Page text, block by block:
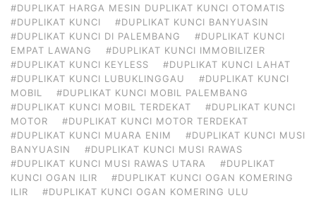
#DUPLIKAT HARGA MESIN DUPLIKAT KUNCI OTOMATIS
#DUPLIKAT KUNCI
#DUPLIKAT KUNCI BANYUASIN
#DUPLIKAT KUNCI DI PALEMBANG
#DUPLIKAT KUNCI
EMPAT LAWANG
#DUPLIKAT KUNCI IMMOBILIZER
#DUPLIKAT KUNCI KEYLESS
#DUPLIKAT KUNCI LAHAT
#DUPLIKAT KUNCI LUBUKLINGGAU
#DUPLIKAT KUNCI
MOBIL
#DUPLIKAT KUNCI MOBIL PALEMBANG
#DUPLIKAT KUNCI MOBIL TERDEKAT
#DUPLIKAT KUNCI
MOTOR
#DUPLIKAT KUNCI MOTOR TERDEKAT
#DUPLIKAT KUNCI MUARA ENIM
#DUPLIKAT KUNCI MUSI
BANYUASIN
#DUPLIKAT KUNCI MUSI RAWAS
#DUPLIKAT KUNCI MUSI RAWAS UTARA
#DUPLIKAT
KUNCI OGAN ILIR
#DUPLIKAT KUNCI OGAN KOMERING
ILIR
#DUPLIKAT KUNCI OGAN KOMERING ULU